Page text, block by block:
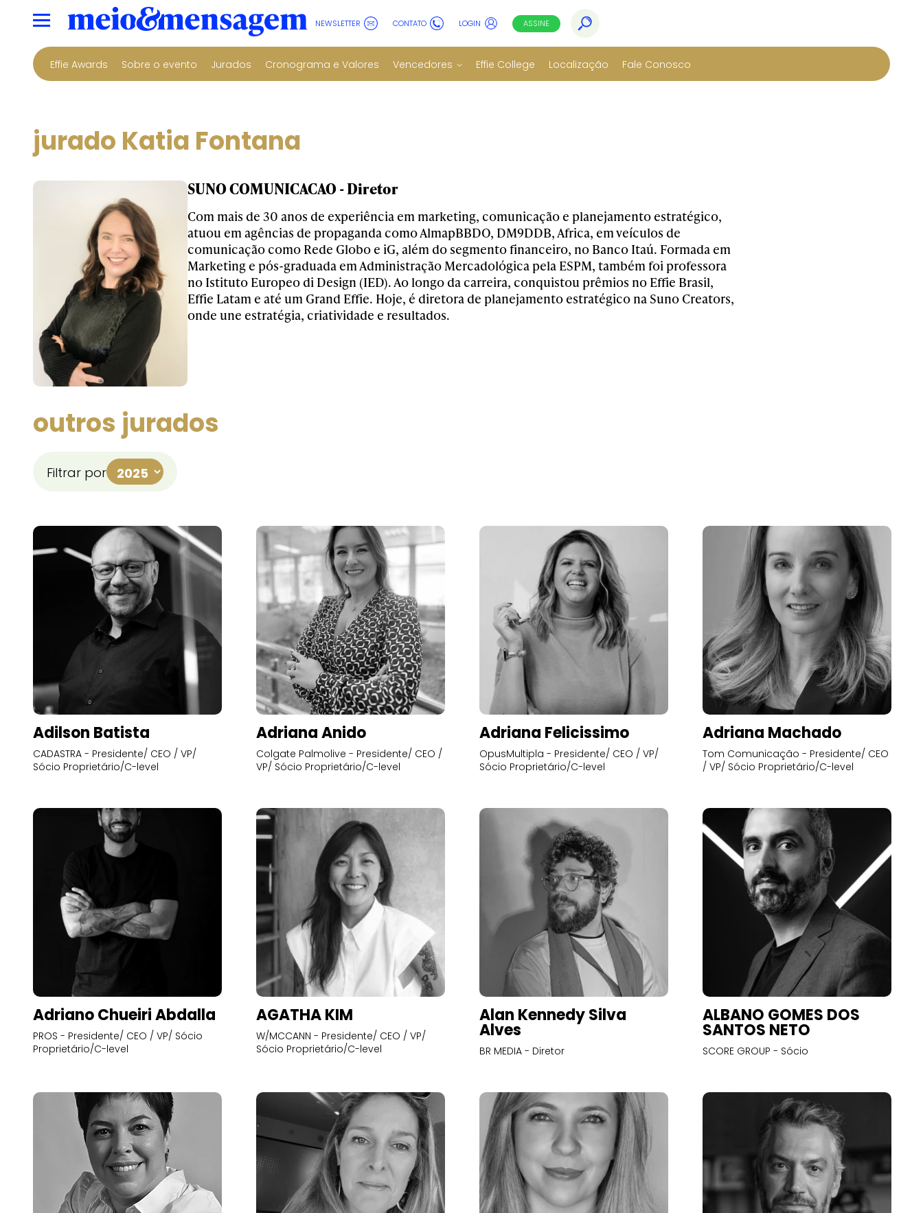
NEWSLETTER CONTATO LOGIN ASSINE
Effie Awards Sobre o evento Jurados Cronograma e Valores Vencedores Effie College Localização Fale Conosco
jurado Katia Fontana
SUNO COMUNICACAO - Diretor
Com mais de 30 anos de experiência em marketing, comunicação e planejamento estratégico,
atuou em agências de propaganda como AlmapBBDO, DM9DDB, Africa, em veículos de
comunicação como Rede Globo e iG, além do segmento financeiro, no Banco Itaú. Formada em
Marketing e pós-graduada em Administração Mercadológica pela ESPM, também foi professora
no Istituto Europeo di Design (IED). Ao longo da carreira, conquistou prêmios no Effie Brasil,
Effie Latam e até um Grand Effie. Hoje, é diretora de planejamento estratégico na Suno Creators,
onde une estratégia, criatividade e resultados.
outros jurados
Filtrar por
Adilson Batista
CADASTRA - Presidente/ CEO / VP/
Sócio Proprietário/C-level
Adriana Anido
Colgate Palmolive - Presidente/ CEO /
VP/ Sócio Proprietário/C-level
Adriana Felicissimo
OpusMultipla - Presidente/ CEO / VP/
Sócio Proprietário/C-level
Adriana Machado
Tom Comunicação - Presidente/ CEO
/ VP/ Sócio Proprietário/C-level
Adriano Chueiri Abdalla
PROS - Presidente/ CEO / VP/ Sócio
Proprietário/C-level
AGATHA KIM
W/MCCANN - Presidente/ CEO / VP/
Sócio Proprietário/C-level
Alan Kennedy Silva
Alves
BR MEDIA - Diretor
ALBANO GOMES DOS
SANTOS NETO
SCORE GROUP - Sócio